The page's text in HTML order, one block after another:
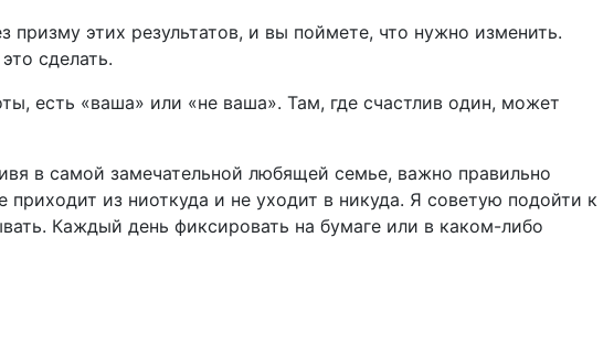
призму этих результатов, и вы поймете, что нужно изменить.
сделать.
есть «ваша» или «не ваша». Там, где счастлив один, может
в самой замечательной любящей семье, важно правильно
приходит из ниоткуда и не уходит в никуда. Я советую подойти к
Каждый день фиксировать на бумаге или в каком-либо